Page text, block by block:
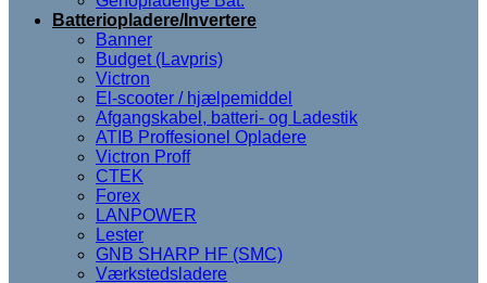
Batteriopladere/Invertere
Banner
Budget (Lavpris)
Victron
El-scooter / hjælpemiddel
Afgangskabel, batteri- og Ladestik
ATIB Proffesionel Opladere
Victron Proff
CTEK
Forex
LANPOWER
Lester
GNB SHARP HF (SMC)
Værkstedsladere